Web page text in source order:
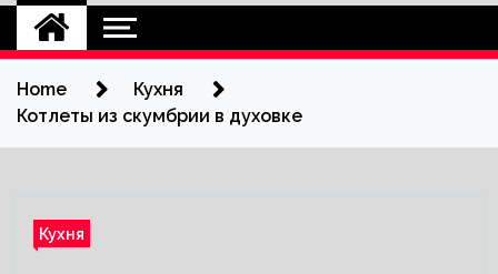
Home
Кухня
Котлеты из скумбрии в духовке
Кухня